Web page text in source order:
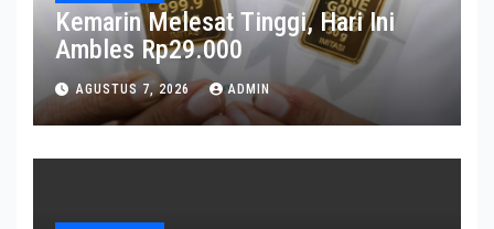
Kemarin Melesat Tinggi, Hari Ini
Ambles Rp29.000
AGUSTUS 7, 2026 ADMIN